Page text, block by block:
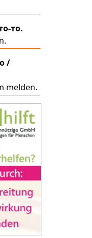
то.
/
melden.